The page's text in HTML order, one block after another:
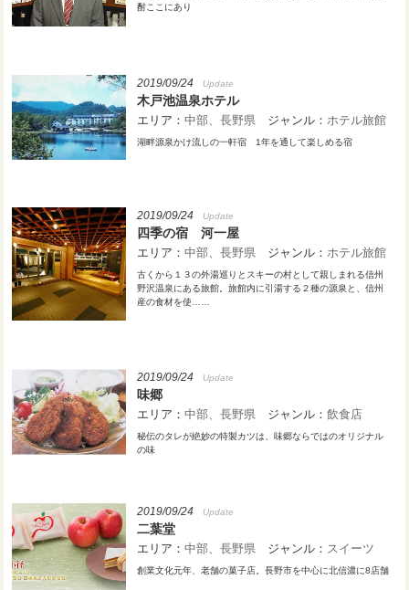
酎ここにあり
2019/09/24 Update
木戸池温泉ホテル
エリア：中部 長野県 ジャンル： ホテル旅館
湖畔源泉かけ流しの一軒宿 1年を通して楽しめる宿
2019/09/24 Update
四季の宿 河一屋
エリア：中部 長野県 ジャンル： ホテル旅館
古くから１３の外湯巡りとスキーの村として親しまれる信州
野沢温泉にある旅館。旅館内に引湯する２種の源泉と、信州
産の食材を使……
2019/09/24 Update
味郷
エリア：中部 長野県 ジャンル： 飲食店
秘伝のタレが絶妙の特製カツは、味郷ならではのオリジナル
の味
2019/09/24 Update
二葉堂
エリア：中部 長野県 ジャンル： スイーツ
創業文化元年、老舗の菓子店。長野市を中心に北信濃に8店舗